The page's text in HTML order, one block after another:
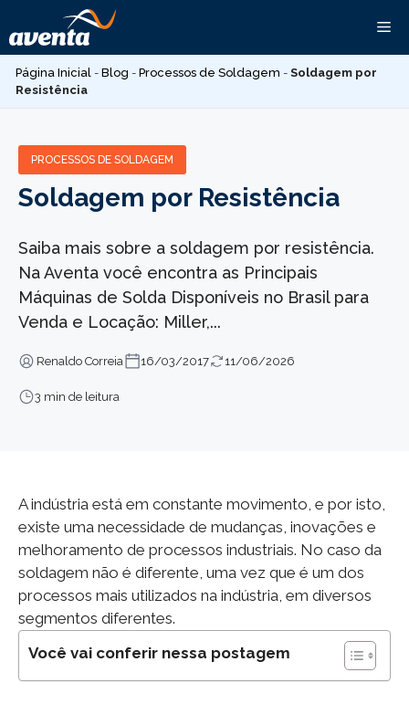
para
o
conteúdo
Página Inicial - Blog - Processos de Soldagem - Soldagem por
Resistência
PROCESSOS DE SOLDAGEM
Soldagem por Resistência
Saiba mais sobre a soldagem por resistência.
Na Aventa você encontra as Principais
Máquinas de Solda Disponíveis no Brasil para
Venda e Locação: Miller,...
Renaldo Correia 16/03/2017 11/06/2026
3 min de leitura
A indústria está em constante movimento, e por isto,
existe uma necessidade de mudanças, inovações e
melhoramento de processos industriais. No caso da
soldagem não é diferente, uma vez que é um dos
processos mais utilizados na indústria, em diversos
segmentos diferentes.
Você vai conferir nessa postagem